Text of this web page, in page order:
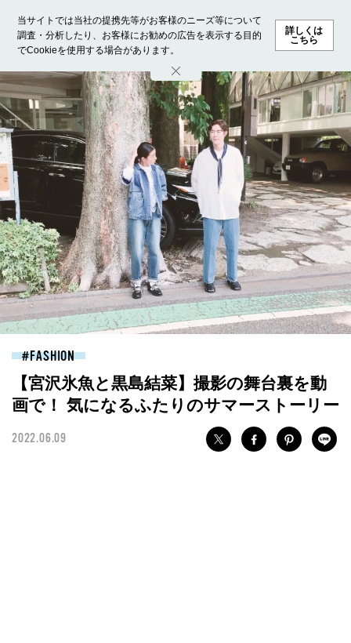
当サイトでは当社の提携先等がお客様のニーズ等について
調査・分析したり、お客様にお勧めの広告を表示する目的
でCookieを使用する場合があります。
詳しくは
こちら
ホーム モデル募集 ランキング ファッション ビューテ
FASHION
【宮沢氷魚と黒島結菜】撮影の舞台裏を動
画で！ 気になるふたりのサマーストーリー
2022.06.09